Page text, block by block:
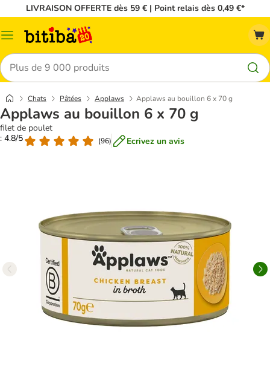
LIVRAISON OFFERTE dès 59 € | Point relais dès 0,49 €*
Menu
Rechercher
Chats Pâtées Applaws Applaws au bouillon 6 x 70 g
Applaws au bouillon 6 x 70 g
filet de poulet
: 4.8/5
(96) Ecrivez un avis